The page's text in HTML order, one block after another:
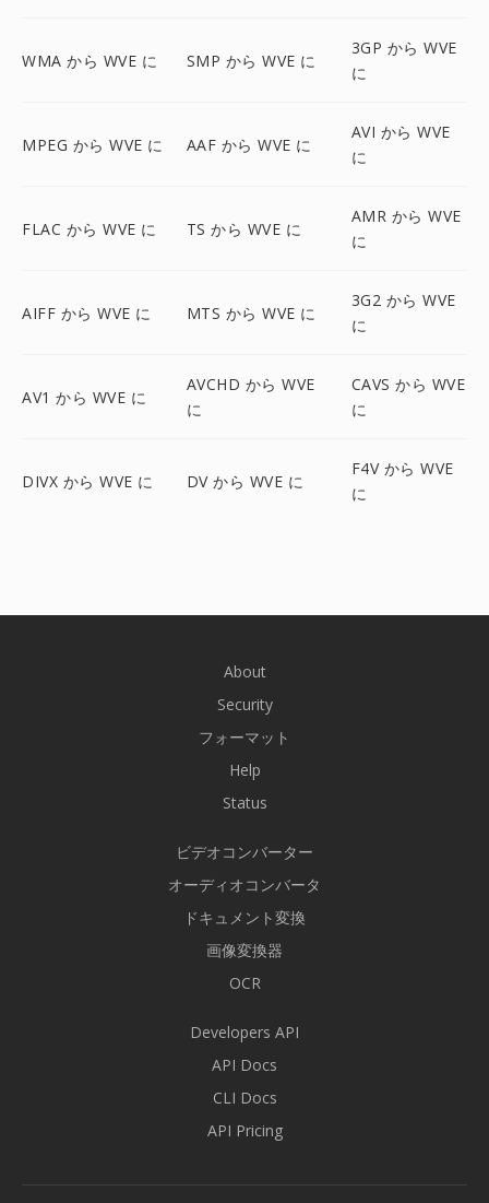
WMA から WVE に SMP から WVE に
3GP から WVE
に
MPEG から WVE に AAF から WVE に
AVI から WVE
に
FLAC から WVE に TS から WVE に
AMR から WVE
に
AIFF から WVE に MTS から WVE に
3G2 から WVE
に
AV1 から WVE に
AVCHD から WVE
に
CAVS から WVE
に
DIVX から WVE に DV から WVE に
F4V から WVE
に
About
Security
フォーマット
Help
Status
ビデオコンバーター
オーディオコンバータ
ドキュメント変換
画像変換器
OCR
Developers API
API Docs
CLI Docs
API Pricing